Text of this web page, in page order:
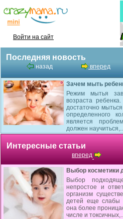
Войти на сайт
Последняя новость
назад вперед
Зачем мыть
Режим мытья
возраста
достаточно
определенного
является
должен
Интересные статьи
вперед
Выбор косметики
Выбор
непростое и
организм
детей еще слабы
она более
числе и